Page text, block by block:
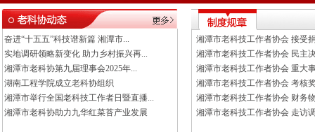
奋进“十五五”科技谱新篇 湘潭市...
实地调研领略新变化 助力乡村振兴再...
湘潭市老科协第九届理事会2025年...
湖南工程学院成立老科协组织
湘潭市举行全国老科技工作者日暨直播...
湘潭市老科协助力九华红菜苔产业发展
湘潭市老科技工作者协会 接受
湘潭市老科技工作者协会 民主
湘潭市老科技工作者协会 重大
湘潭市老科技工作者协会 考核
湘潭市老科技工作者协会 财务
湘潭市老科技工作者协会 走访